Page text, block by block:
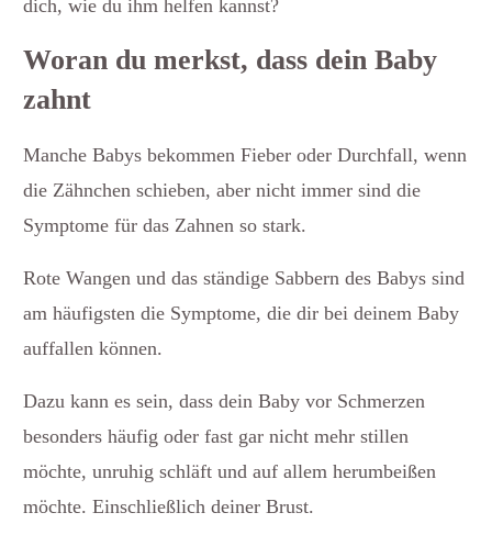
dich, wie du ihm helfen kannst?
Woran du merkst, dass dein Baby
zahnt
Manche Babys bekommen Fieber oder Durchfall, wenn
die Zähnchen schieben, aber nicht immer sind die
Symptome für das Zahnen so stark.
Rote Wangen und das ständige Sabbern des Babys sind
am häufigsten die Symptome, die dir bei deinem Baby
auffallen können.
Dazu kann es sein, dass dein Baby vor Schmerzen
besonders häufig oder fast gar nicht mehr stillen
möchte, unruhig schläft und auf allem herumbeißen
möchte. Einschließlich deiner Brust.